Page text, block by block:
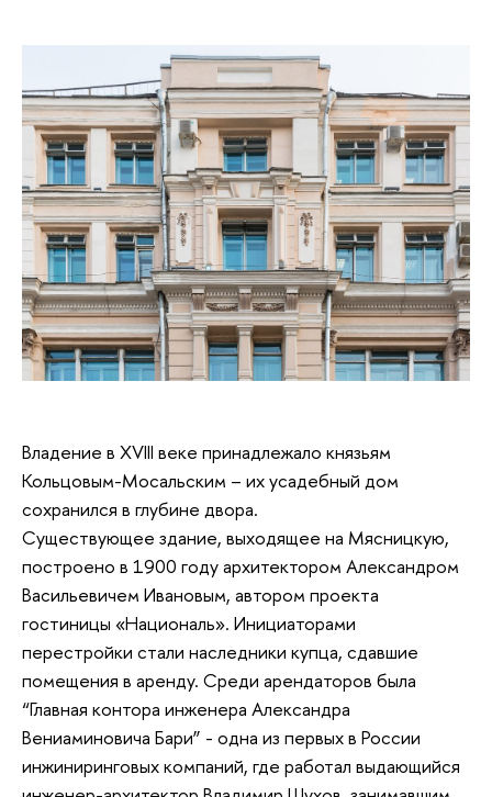
Владение в XVIII веке принадлежало князьям
Кольцовым-Мосальским – их усадебный дом
сохранился в глубине двора.
Существующее здание, выходящее на Мясницкую,
построено в 1900 году архитектором Александром
Васильевичем Ивановым, автором проекта
гостиницы «Националь». Инициаторами
перестройки стали наследники купца, сдавшие
помещения в аренду. Среди арендаторов была
“Главная контора инженера Александра
Вениаминовича Бари” - одна из первых в России
инжиниринговых компаний, где работал выдающийся